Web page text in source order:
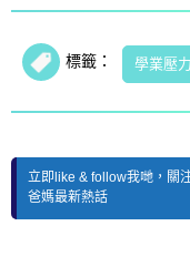
標籤： 學業壓力
立即like & follow我哋，關
爸媽最新熱話